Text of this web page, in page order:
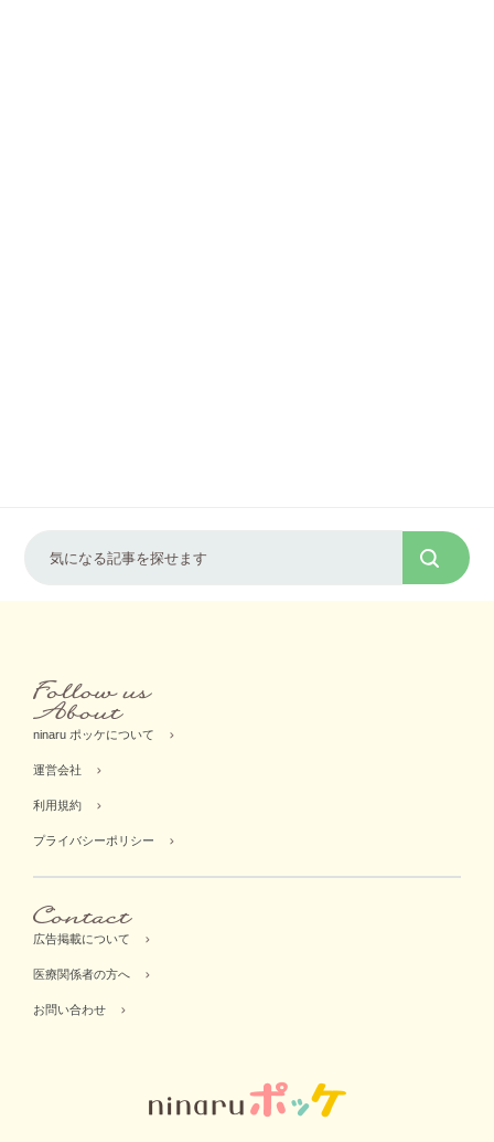
ninaru ポッケについて
運営会社
利用規約
プライバシーポリシー
広告掲載について
医療関係者の方へ
お問い合わせ